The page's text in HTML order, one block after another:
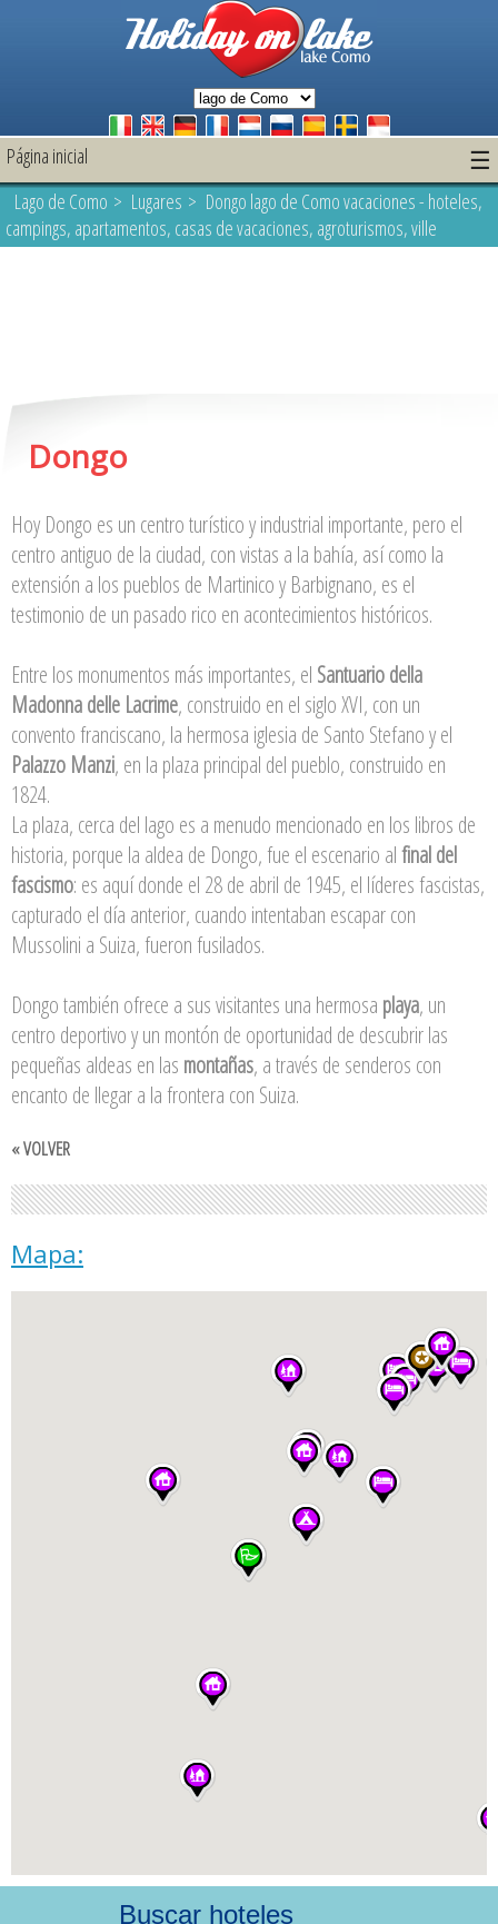
Página inicial ☰
Lago de Como > Lugares > Dongo lago de Como vacaciones - hoteles,
campings, apartamentos, casas de vacaciones, agroturismos, ville
Dongo
Hoy Dongo es un centro turístico y industrial importante, pero el
centro antiguo de la ciudad, con vistas a la bahía, así como la
extensión a los pueblos de Martinico y Barbignano, es el
testimonio de un pasado rico en acontecimientos históricos.
Entre los monumentos más importantes, el Santuario della
Madonna delle Lacrime, construido en el siglo XVI, con un
convento franciscano, la hermosa iglesia de Santo Stefano y el
Palazzo Manzi, en la plaza principal del pueblo, construido en
1824.
La plaza, cerca del lago es a menudo mencionado en los libros de
historia, porque la aldea de Dongo, fue el escenario alfinal del
fascismo: es aquí donde el 28 de abril de 1945, el líderes fascistas,
capturado el día anterior, cuando intentaban escapar con
Mussolini a Suiza, fueron fusilados.
Dongo también ofrece a sus visitantes una hermosa playa, un
centro deportivo y un montón de oportunidad de descubrir las
pequeñas aldeas en las montañas, a través de senderos con
encanto de llegar a la frontera con Suiza.
« VOLVER
Mapa: